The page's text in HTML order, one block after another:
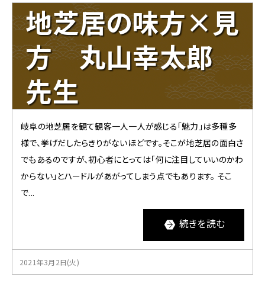
地芝居の味方×見
方 丸山幸太郎
先生
岐阜の地芝居を観て観客一人一人が感じる「魅力」は多種多
様で、挙げだしたらきりがないほどです。そこが地芝居の面白さ
でもあるのですが、初心者にとっては「何に注目していいのかわ
からない」とハードルがあがってしまう点でもあります。 そこ
で...
続きを読む
2021年3月2日(火)